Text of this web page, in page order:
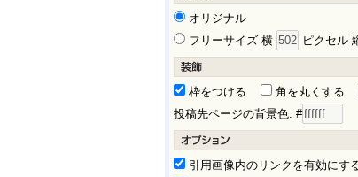
オリジナル
フリーサイズ 横
ピクセル
枠をつける 角を丸くする
投稿先ページの背景色: #
引用画像内のリンクを有効にす